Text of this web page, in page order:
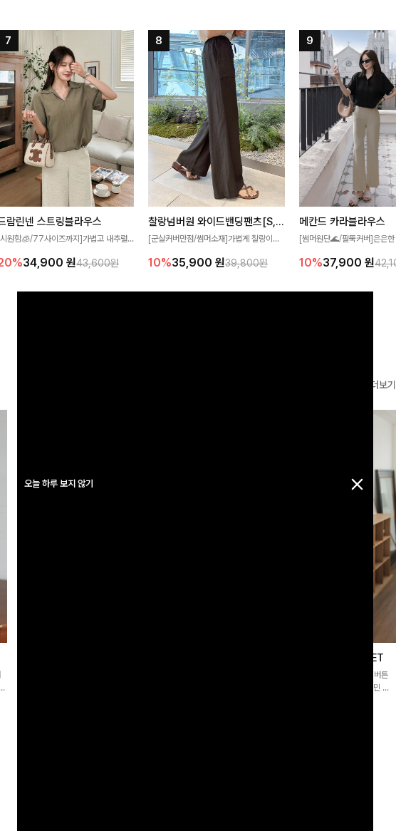
오늘 하루 보지 않기
좋아요
람린넨 스트링블라우스
원함🧊/77사이즈까지]가볍고 내추럴
는 슬릿 카라 디자인이 얼굴선을 더욱 시
34,900 원43,600원
찰랑넘버원 와이드밴딩팬츠[S,M,L사이즈]
[군살커버만점/썸머소재]가볍게 찰랑이는
편안하게 착용하실 수 있는 팬츠입니다 🖤
감 있는 착용감을 더해드려요!
10%35,900 원39,800원
메칸드 카라블라우스
[썸머원단🌊/팔뚝커버]은은
세련된 무드를 연출해주는 블
은 베이직한 디자인!
10%37,900 원
더보기
제딧레이어드 블라우스+플레어팬츠SET
[완성도높은💗]레이어드한 듯 자연스러운 나시와 버튼
원피스가 함께 구성된 세트 아이템입니다. 코디 고민 없